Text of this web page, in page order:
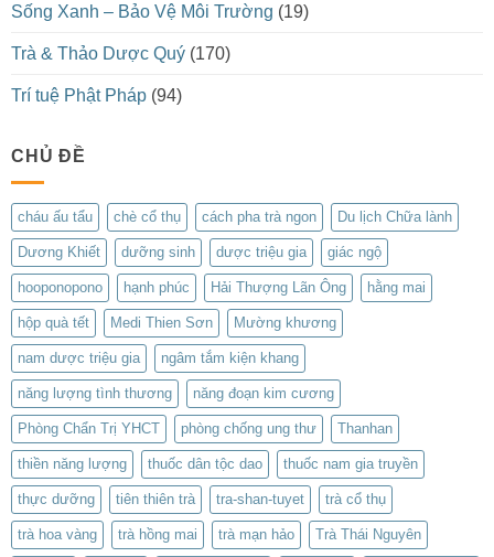
Sống Xanh – Bảo Vệ Môi Trường (19)
Trà & Thảo Dược Quý (170)
Trí tuệ Phật Pháp (94)
CHỦ ĐỀ
cháu ấu tẩu chè cổ thụ cách pha trà ngon Du lịch Chữa lành
Dương Khiết dưỡng sinh dược triệu gia giác ngộ
hooponopono hạnh phúc Hải Thượng Lãn Ông hằng mai
hộp quà tết Medi Thien Sơn Mường khương
nam dược triệu gia ngâm tắm kiện khang
năng lượng tình thương năng đoạn kim cương
Phòng Chẩn Trị YHCT phòng chống ung thư Thanhan
thiền năng lượng thuốc dân tộc dao thuốc nam gia truyền
thực dưỡng tiên thiên trà tra-shan-tuyet trà cổ thụ
trà hoa vàng trà hồng mai trà mạn hảo Trà Thái Nguyên